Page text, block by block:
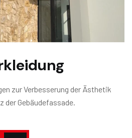
zur Verbesserung der Ästhetik
Gebäudefassade.